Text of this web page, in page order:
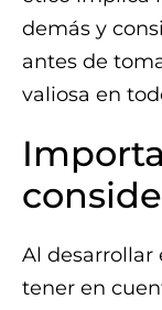
demás y
antes de
valiosa en
Al desarrollar
tener en